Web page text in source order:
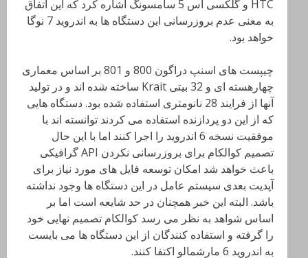
HTC و گلکسی اس 5 سامسونگ اشاره کرد که این اتفاق
به معنی عدم بروزرسانی این دستگاه ها به اندروید 7 نوگا
خواهد بود.
چیپست های اسنپ دراگون 800 و 801 بر اساس معماری
چهارهسته ای و 32 بیتی Krait ساخته شده اند و در تولید
آنها از فرایند 28 نانومتری استفاده شده بود. دستگاه هایی
که از این دو پردازنده استفاده می کردند توانسته اند با
موفقیت نسخه 6 اندروید را اجرا کنند اما با این حال
تصمیم کوالکام برای بروزرسانی نکردن API گرافیکی
باعث خواهد شد امکان توسعه فایل های مورد نیاز برای
آپدیت بعدی سیستم عامل در این دستگاه ها وجود نداشته
باشد. البته این خبر همچنان در حد شایعه است اما بر
اساس شواهد به نظر می رسد کوالکام تصمیم نهایی خود
را گرفته و استفاده کنندگان از این دستگاه ها می بایست
به اندروید 6 مارشمالو اکتفا کنند.